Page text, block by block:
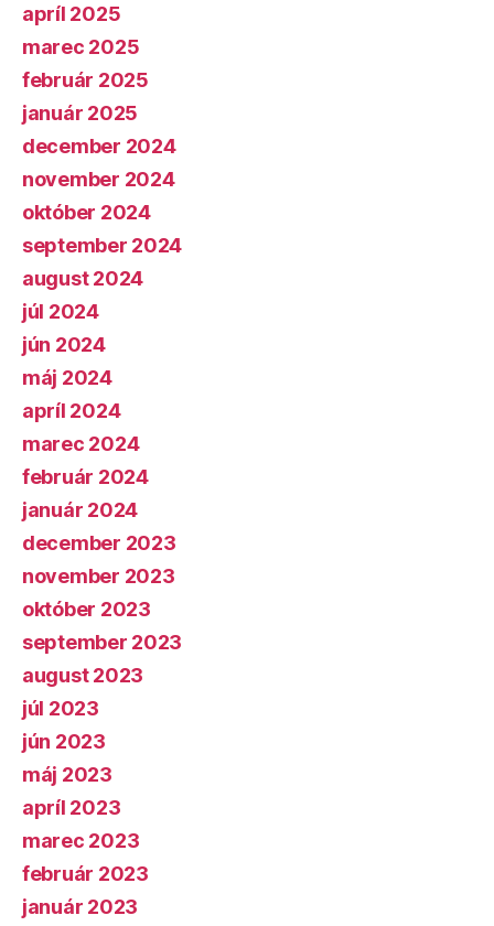
apríl 2025
marec 2025
február 2025
január 2025
december 2024
november 2024
október 2024
september 2024
august 2024
júl 2024
jún 2024
máj 2024
apríl 2024
marec 2024
február 2024
január 2024
december 2023
november 2023
október 2023
september 2023
august 2023
júl 2023
jún 2023
máj 2023
apríl 2023
marec 2023
február 2023
január 2023